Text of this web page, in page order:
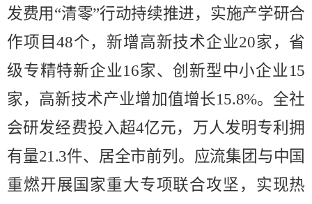
发费用 “清零”行动持续推进，实施产学研合
作项目48个，新增高新技术企业20家，省
级专精特新企业16家、创新型中小企业15
家，高新技术产业增加值增长15.8%。全社
会研发经费投入超4亿元，万人发明专利拥
有量21.3件、居全市前列。应流集团与中国
重燃开展国家重大专项联合攻坚，实现热